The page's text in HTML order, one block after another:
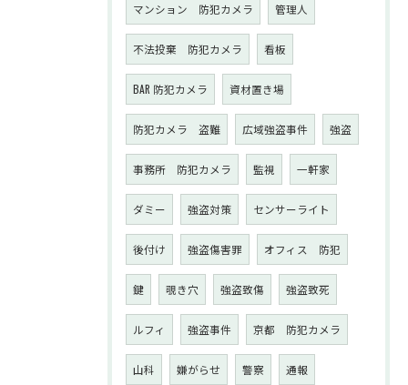
マンション 防犯カメラ 管理人
不法投棄 防犯カメラ 看板
BAR 防犯カメラ 資材置き場
防犯カメラ 盗難 広域強盗事件 強盗
事務所 防犯カメラ 監視 一軒家
ダミー 強盗対策 センサーライト
後付け 強盗傷害罪 オフィス 防犯
鍵 覗き穴 強盗致傷 強盗致死
ルフィ 強盗事件 京都 防犯カメラ
山科 嫌がらせ 警察 通報